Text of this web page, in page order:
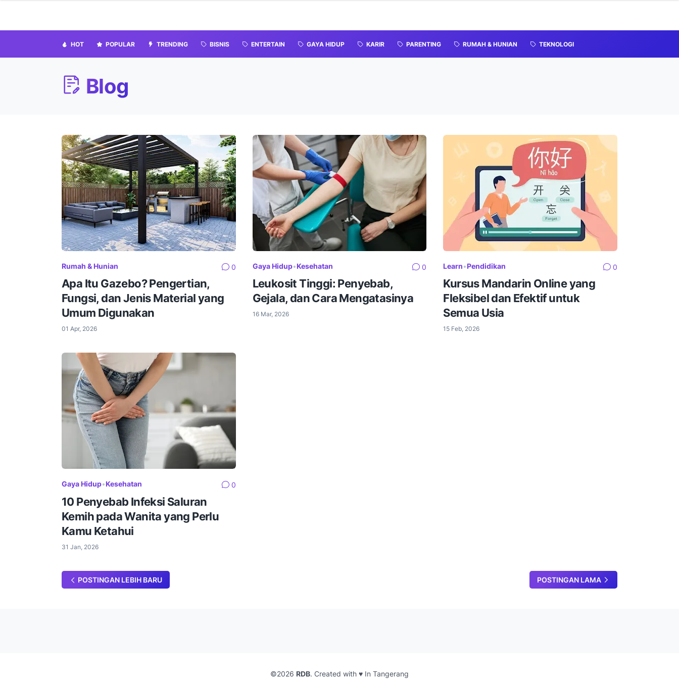
HOT POPULAR TRENDING BISNIS ENTERTAIN GAYA HIDUP KARIR PARENTING RUMAH & HUNIAN TEKNOLOGI
Blog
Rumah & Hunian 0
Apa Itu Gazebo? Pengertian,
Fungsi, dan Jenis Material yang
Umum Digunakan
01 Apr, 2026
Gaya Hidup•Kesehatan 0
Leukosit Tinggi: Penyebab,
Gejala, dan Cara Mengatasinya
16 Mar, 2026
Learn•Pendidikan 0
Kursus Mandarin Online yang
Fleksibel dan Efektif untuk
Semua Usia
15 Feb, 2026
Gaya Hidup•Kesehatan 0
10 Penyebab Infeksi Saluran
Kemih pada Wanita yang Perlu
Kamu Ketahui
31 Jan, 2026
POSTINGAN LEBIH BARU POSTINGAN LAMA
©2026 RDB. Created with ♥ In Tangerang